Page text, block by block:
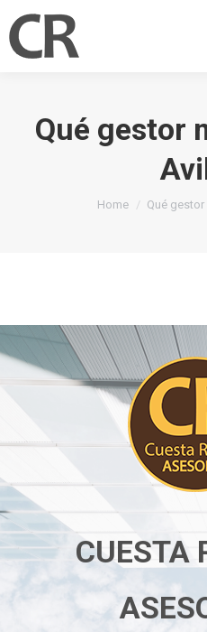
Qué gestor
You are here:
Home Qué
CUESTA